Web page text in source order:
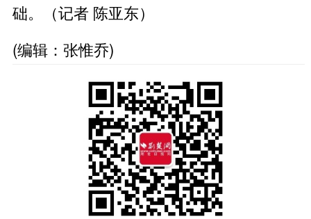
础。（记者 陈亚东）
(编辑：张惟乔)